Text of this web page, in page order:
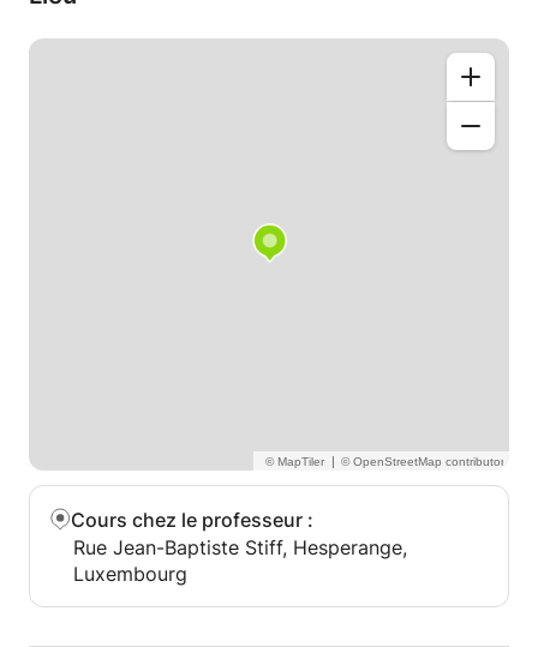
|
Cours chez le professeur :
Rue Jean-Baptiste Stiff, Hesperange,
Luxembourg